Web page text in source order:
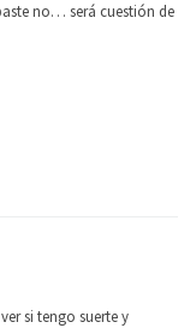
no… será cuestión de
si tengo suerte y